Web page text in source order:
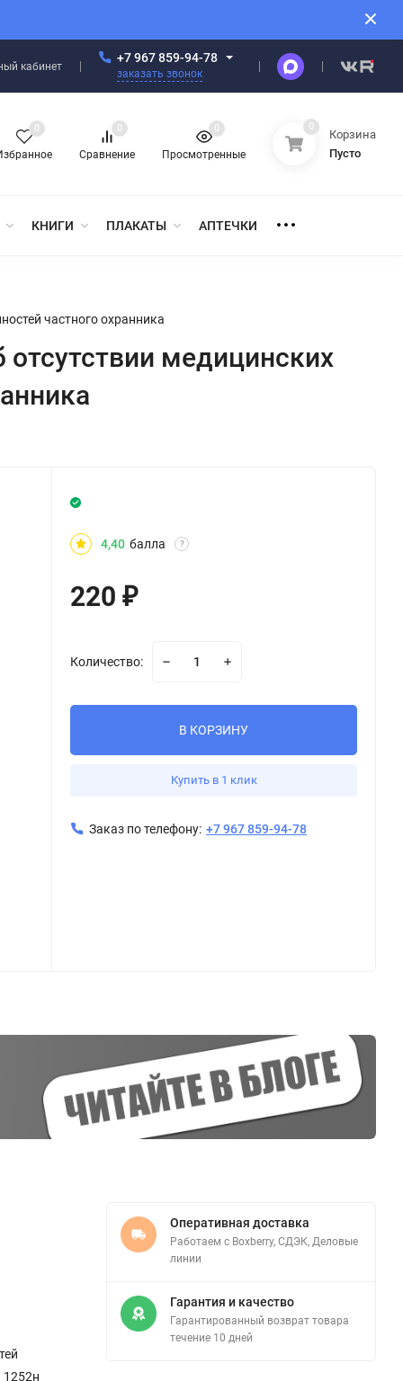
кабинет
+7 967 859-94-78
заказать звонок
0
Сравнение
0
Просмотренные
0 0
Корзина
Пусто
КНИГИ ПЛАКАТЫ АПТЕЧКИ
частного охранника
медицинских
4,40 балла ?
220₽
Количество:
В КОРЗИНУ
Купить в 1 клик
Заказ по телефону: +7 967 859-94-78
1252н
Оперативная доставка
Работаем с Boxberry, СДЭК, Деловые
линии
Гарантия и качество
Гарантированный возврат товара
течение 10 дней